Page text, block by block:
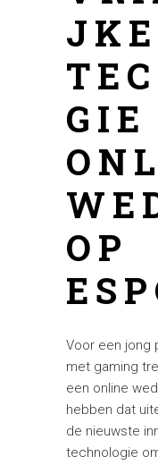
JKE
GIE
OP
Voor een jong
met gaming
een online
hebben dat
de nieuwste
technologie